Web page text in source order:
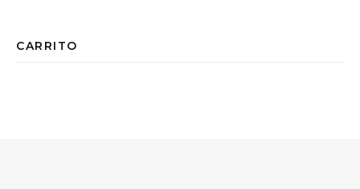
CARRITO